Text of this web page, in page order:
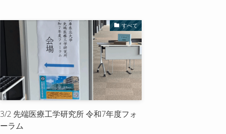
すべて
3/2 先端医療工学研究所 令和7年度フォ
ーラム